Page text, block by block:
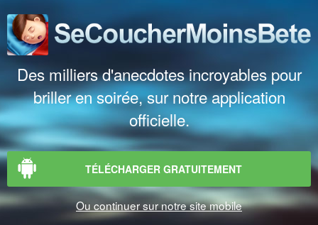
Des milliers d'anecdotes incroyables pour
briller en soirée, sur notre application
officielle.
TÉLÉCHARGER GRATUITEMENT
Ou continuer sur notre site mobile